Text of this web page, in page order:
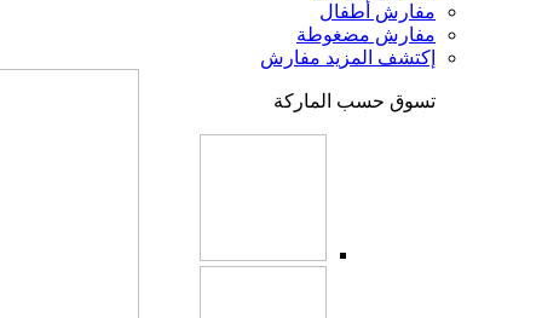
مفارش أطفال
مفارش مضغوطة
إكتشف المزيد مفارش
تسوق حسب الماركة